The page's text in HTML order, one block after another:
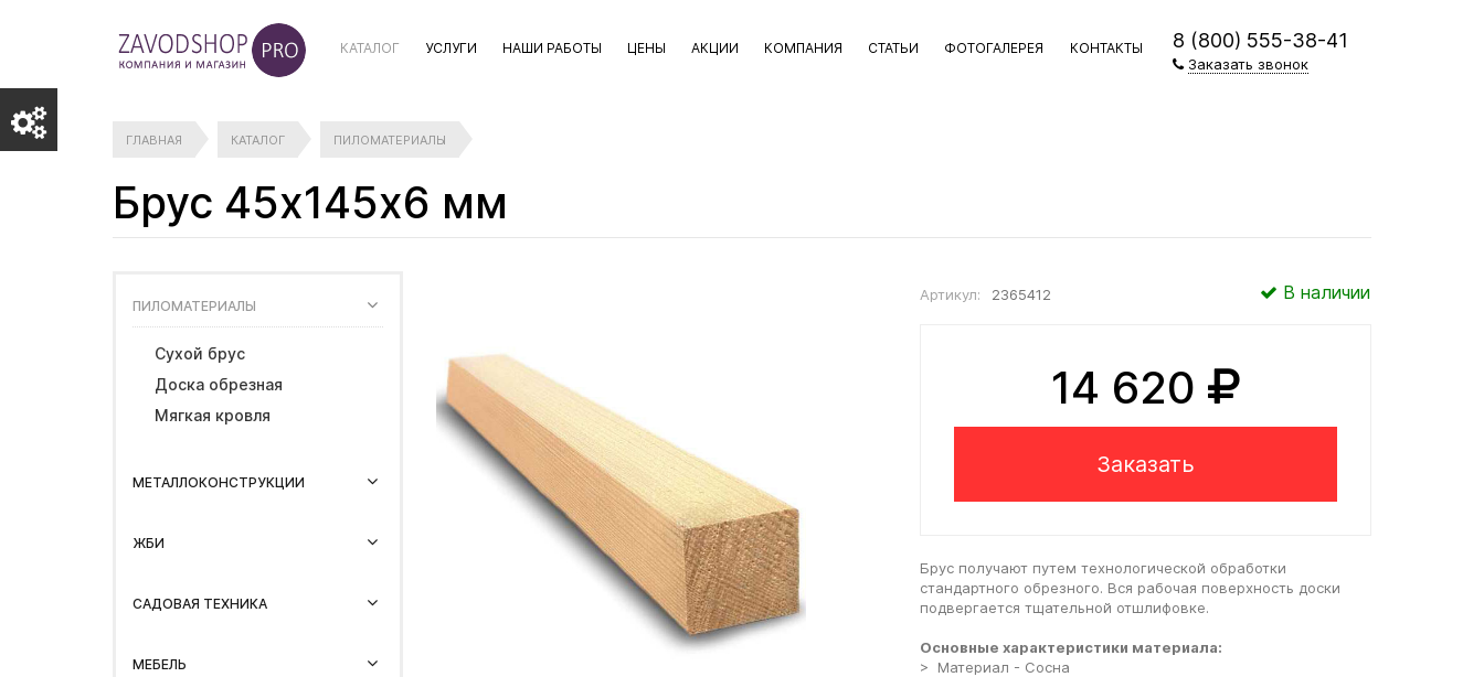
КАТАЛОГ УСЛУГИ НАШИ РАБОТЫ ЦЕНЫ АКЦИИ КОМПАНИЯ СТАТЬИ ФОТОГАЛЕРЕЯ КОНТАКТЫ 8 (800) 555-38-41
Заказать звонок
ГЛАВНАЯ КАТАЛОГ ПИЛОМАТЕРИАЛЫ
Брус 45х145х6 мм
ПИЛОМАТЕРИАЛЫ
Сухой брус
Доска обрезная
Мягкая кровля
МЕТАЛЛОКОНСТРУКЦИИ
ЖБИ
САДОВАЯ ТЕХНИКА
МЕБЕЛЬ
Артикул: 2365412 В наличии
14 620
Заказать
Брус получают путем технологической обработки
стандартного обрезного. Вся рабочая поверхность доски
подвергается тщательной отшлифовке.
Основные характеристики материала:
> Материал - Сосна